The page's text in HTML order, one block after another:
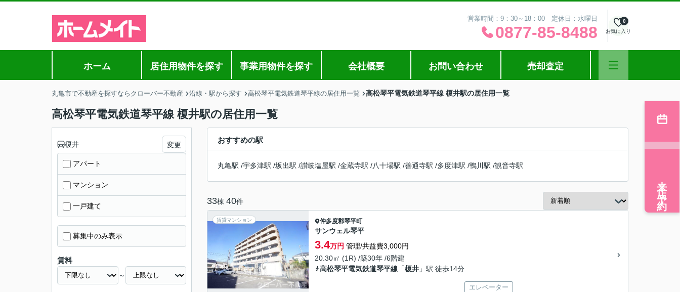
営業時間：9：30～18：00 定休日：水曜日
0877-85-8488 お気に入り
0
ホーム 居住用物件を探す 事業用物件を探す 会社概要 お問い合わせ 売却査定
丸亀市で不動産を探すならクローバー不動産 沿線・駅から探す 高松琴平電気鉄道琴平線の居住用一覧 高松琴平電気鉄道琴平線 榎井駅の居住用一覧
高松琴平電気鉄道琴平線 榎井駅の居住用一覧
おすすめの駅
丸亀駅 /宇多津駅 /坂出駅 /讃岐塩屋駅 /金蔵寺駅 /八十場駅 /善通寺駅 /多度津駅 /鴨川駅 /観音寺駅
33棟 40件
賃貸マンション 仲多度郡琴平町
サンウェル琴平
3.4万円 管理/共益費3,000円
20.30㎡ (1R) /築30年 /6階建
高松琴平電気鉄道琴平線 「榎井 」駅 徒歩14分
エレベーター
榎井 変更
アパート
マンション
一戸建て
募集中のみ表示
賃料
～
来店予約